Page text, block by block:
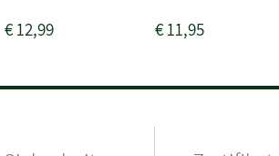
€12,99 €11,95